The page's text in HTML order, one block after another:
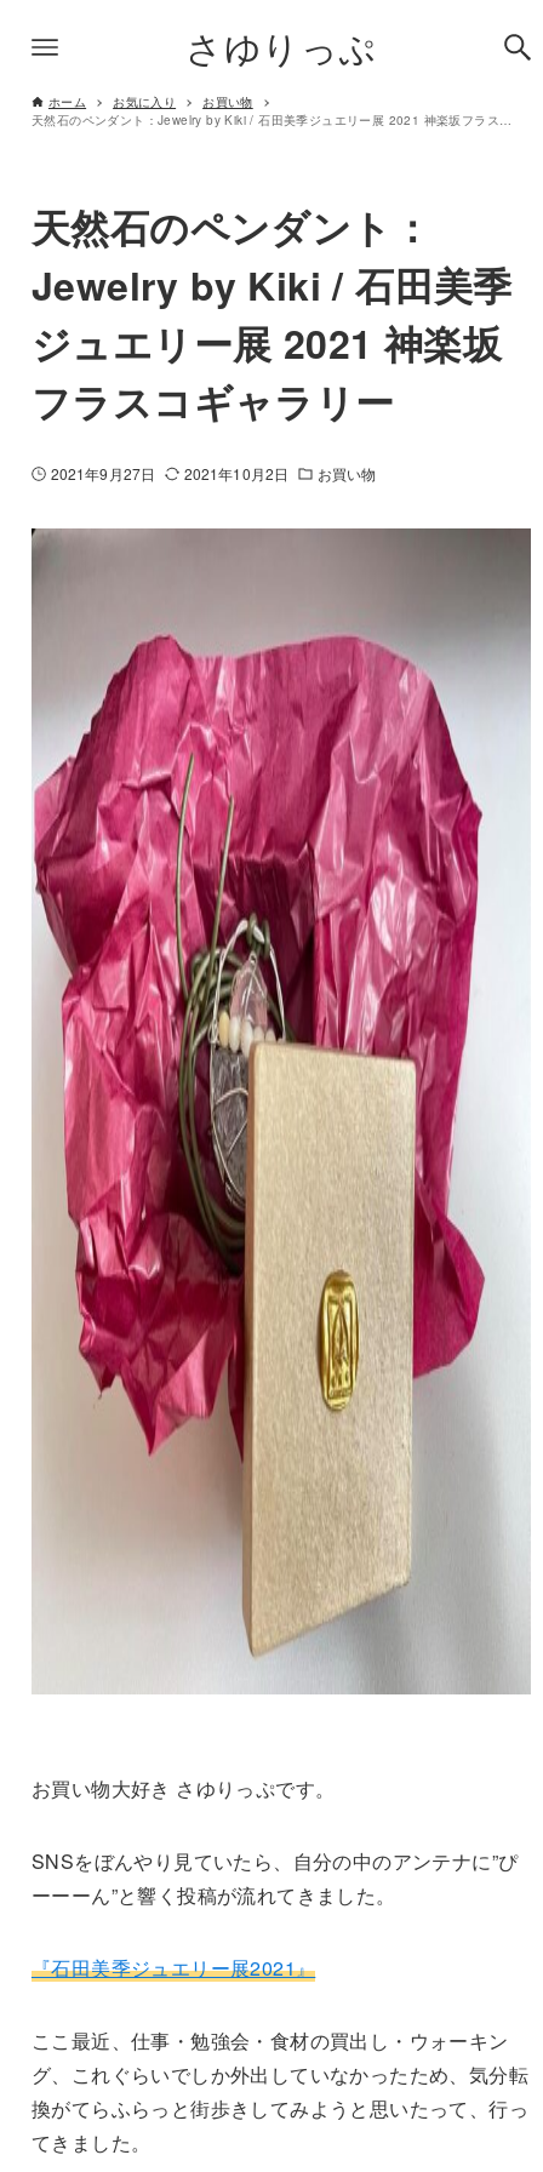
さゆりっぷ
ホーム お気に入り
お買い物
天然石のペンダント：Jewelry by Kiki / 石田美季ジュエリー展 2021 神楽坂フラスコギャラリー
天然石のペンダント：
Jewelry by Kiki / 石田美季
ジュエリー展 2021 神楽坂
フラスコギャラリー
2021年9月27日 2021年10月2日 お買い物
お買い物大好き さゆりっぷです。
SNSをぼんやり見ていたら、自分の中のアンテナに”ぴ
ーーーん”と響く投稿が流れてきました。
『石田美季ジュエリー展2021』
ここ最近、仕事・勉強会・食材の買出し・ウォーキン
グ、これぐらいでしか外出していなかったため、気分転
換がてらふらっと街歩きしてみようと思いたって、行っ
てきました。